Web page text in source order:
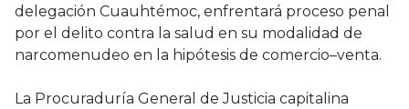
delegación Cuauhtémoc, enfrentará proceso penal
por el delito contra la salud en su modalidad de
narcomenudeo en la hipótesis de comercio–venta.
La Procuraduría General de Justicia capitalina